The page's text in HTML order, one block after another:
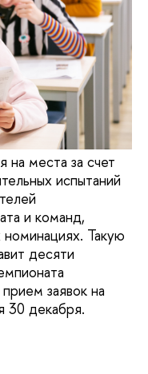
на места за счет
испытаний
и команд,
Такую
десяти
заявок на
30 декабря.